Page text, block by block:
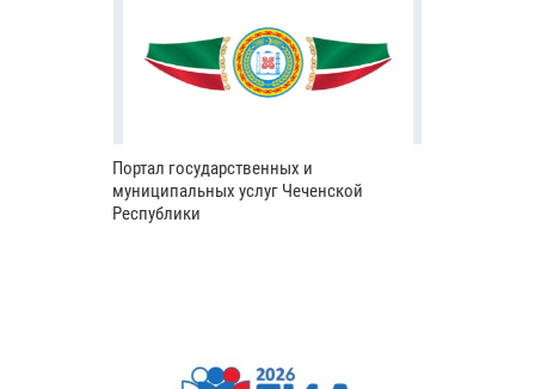
Портал государственных и
муниципальных услуг Чеченской
Республики